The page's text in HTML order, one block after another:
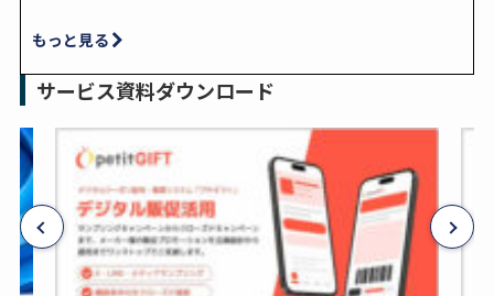
もっと見る
サービス資料ダウンロード